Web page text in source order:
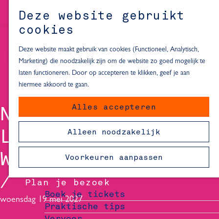
Deze website gebruikt
cookies
Deze website maakt gebruik van cookies (Functioneel, Analytisch,
Marketing) die noodzakelijk zijn om de website zo goed mogelijk te
laten functioneren. Door op accepteren te klikken, geef je aan
hiermee akkoord te gaan.
Alles accepteren
Alleen noodzakelijk
Voorkeuren aanpassen
M
e
n
u
Inspiratie voor een dagje Delft
Dagje naar het strand
Fietsen in de omgeving van Delft
Must-see attracties in de buurt
van Delft
Blijven slapen
24 uur in Delft
48 uur in Delft
72 uur in Delft
Overnachtingslocaties in Delft
Plan je bezoek
Boek je tickets
Praktische tips
NHUNG DAM -
LEGENDE VAN DE
WITTE SLANG
woensdag 19 mei 2027